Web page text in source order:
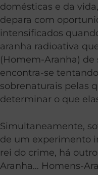
domésticas e da
depara com
intensificados
aranha radioativa
(Homem-Aranha) de
encontra-se
sobrenaturais pelas
determinar o que
Simultaneamente,
de um experimento
rei do crime, há
Aranha… Homens-